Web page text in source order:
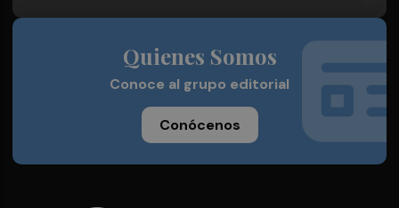
Quienes Somos
Conoce al grupo editorial
Conócenos